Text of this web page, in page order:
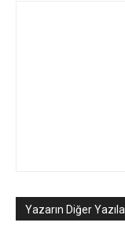
Yazarın Diğer